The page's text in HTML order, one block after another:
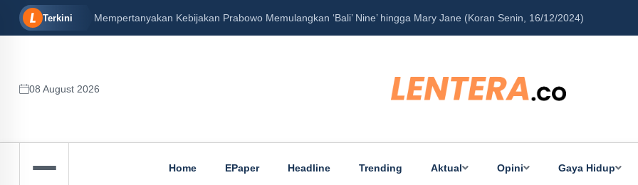
Terkini Mempertanyakan Kebijakan Prabowo Memulangkan ‘Bali’ Nine’ hingga Mary Jane (Koran Senin, 16/12/2024)
08 August 2026
Home EPaper Headline Trending Aktual Opini Gaya Hidup